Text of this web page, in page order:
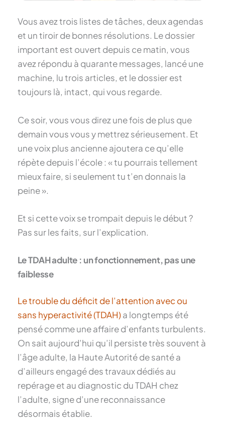
Vous avez trois listes de tâches, deux agendas
et un tiroir de bonnes résolutions. Le dossier
important est ouvert depuis ce matin, vous
avez répondu à quarante messages, lancé une
machine, lu trois articles, et le dossier est
toujours là, intact, qui vous regarde.
Ce soir, vous vous direz une fois de plus que
demain vous vous y mettrez sérieusement. Et
une voix plus ancienne ajoutera ce qu’elle
répète depuis l’école : « tu pourrais tellement
mieux faire, si seulement tu t’en donnais la
peine ».
Et si cette voix se trompait depuis le début ?
Pas sur les faits, sur l’explication.
Le TDAH adulte : un fonctionnement, pas une
faiblesse
Le trouble du déficit de l’attention avec ou
sans hyperactivité (TDAH)a longtemps été
pensé comme une affaire d’enfants turbulents.
On sait aujourd’hui qu’il persiste très souvent à
l’âge adulte, la Haute Autorité de santé a
d’ailleurs engagé des travaux dédiés au
repérage et au diagnostic du TDAH chez
l’adulte, signe d’une reconnaissance
désormais établie.